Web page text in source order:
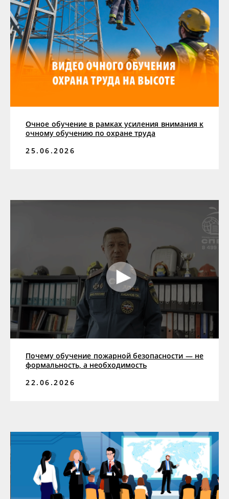
Очное обучение в рамках усиления внимания к
очному обучению по охране труда
25.06.2026
Почему обучение пожарной безопасности — не
формальность, а необходимость
22.06.2026